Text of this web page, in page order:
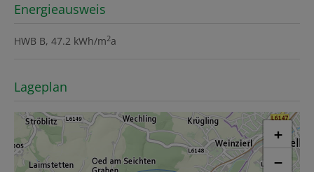
Energieausweis
HWB B, 47.2 kWh/m2a
Lageplan
+
−